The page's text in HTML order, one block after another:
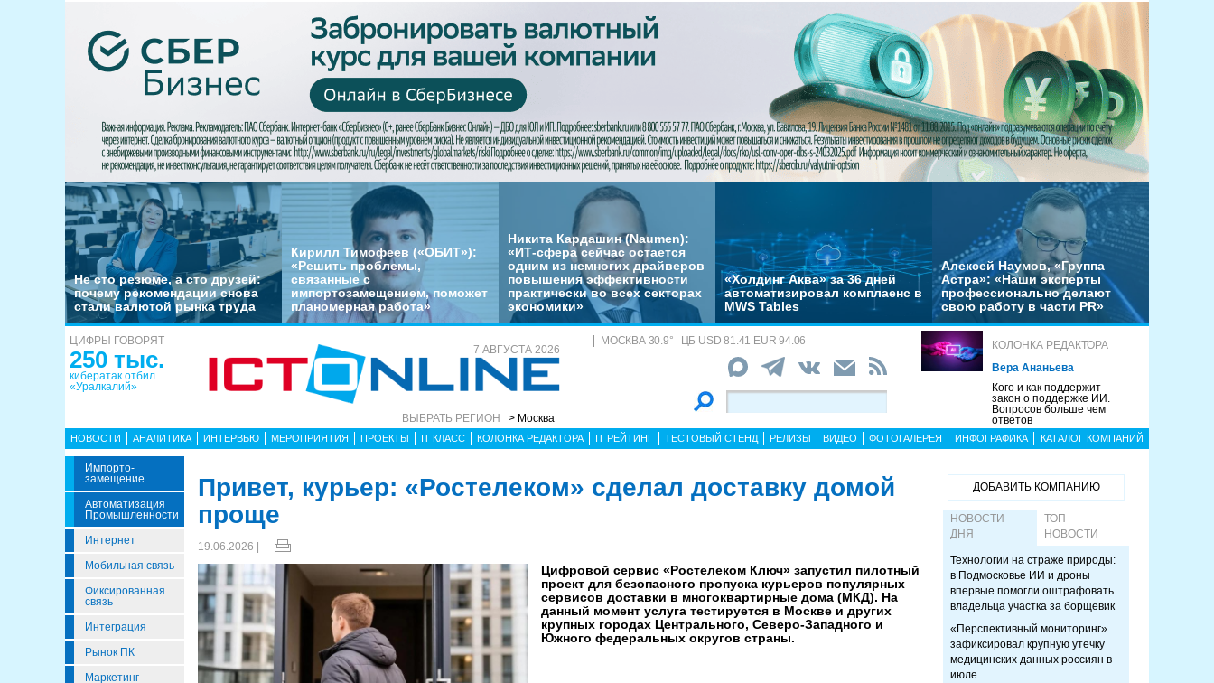
Не сто резюме, а сто друзей:
почему рекомендации снова
стали валютой рынка труда
Кирилл Тимофеев («ОБИТ»):
«Решить проблемы,
связанные с
импортозамещением, поможет
планомерная работа»
Никита Кардашин (Naumen):
«ИТ-сфера сейчас остается
одним из немногих драйверов
повышения эффективности
практически во всех секторах
экономики»
«Холдинг Аква» за 36 дней
автоматизировал комплаенс в
MWS Tables
Алексей Наумов, «Группа
Астра»: «Наши эксперты
профессионально делают
свою работу в части PR»
ЦИФРЫ ГОВОРЯТ
250 тыс.
кибератак отбил
«Уралкалий»
7 АВГУСТА 2026
ВЫБРАТЬ РЕГИОН > Москва
МОСКВА 30.9° ЦБ USD 81.41 EUR 94.06
КОЛОНКА РЕДАКТОРА
Вера Ананьева
Кого и как поддержит
закон о поддержке ИИ.
Вопросов больше чем
ответов
НОВОСТИ АНАЛИТИКА ИНТЕРВЬЮ МЕРОПРИЯТИЯ ПРОЕКТЫ IT КЛАСС КОЛОНКА РЕДАКТОРА IT РЕЙТИНГ ТЕСТОВЫЙ СТЕНД РЕЛИЗЫ ВИДЕО ФОТОГАЛЕРЕЯ ИНФОГРАФИКА КАТАЛОГ КОМПАНИЙ
Импорто­
Замещение
Автоматизация
Промышленности
Интернет
Мобильная связь
Фиксированная
связь
Интеграция
Рынок ПК
Маркетинг
Привет, курьер: «Ростелеком» сделал доставку домой
проще
19.06.2026 |
Цифровой сервис «Ростелеком Ключ» запустил пилотный
проект для безопасного пропуска курьеров популярных
сервисов доставки в многоквартирные дома (МКД). На
данный момент услуга тестируется в Москве и других
крупных городах Центрального, Северо-Западного и
Южного федеральных округов страны.
ДОБАВИТЬ КОМПАНИЮ
НОВОСТИ
ДНЯ
ТОП-
НОВОСТИ
Технологии на страже природы:
в Подмосковье ИИ и дроны
впервые помогли оштрафовать
владельца участка за борщевик
«Перспективный мониторинг»
зафиксировал крупную утечку
медицинских данных россиян в
июле